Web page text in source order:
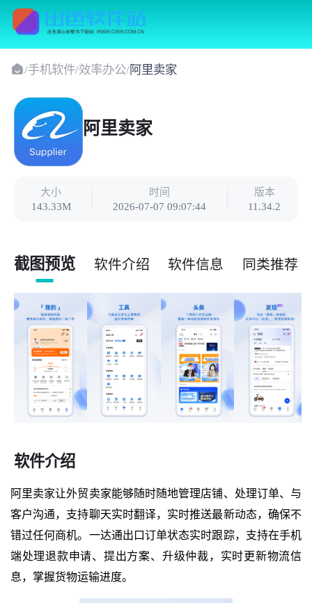
/手机软件/效率办公/阿里卖家
阿里卖家
大小
143.33M
时间
2026-07-07 09:07:44
版本
11.34.2
截图预览 软件介绍 软件信息 同类推荐
软件介绍
阿里卖家让外贸卖家能够随时随地管理店铺、处理订单、与
客户沟通，支持聊天实时翻译，实时推送最新动态，确保不
错过任何商机。一达通出口订单状态实时跟踪，支持在手机
端处理退款申请、提出方案、升级仲裁，实时更新物流信
息，掌握货物运输进度。